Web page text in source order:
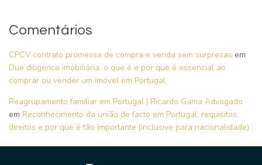
Comentários
CPCV contrato promessa de compra e venda sem surpresas em
Due diligence imobiliária: o que é e por que é essencial ao
comprar ou vender um imóvel em Portugal
Reagrupamento familiar em Portugal | Ricardo Gama Advogado
em Reconhecimento da união de facto em Portugal: requisitos,
direitos e por que é tão importante (inclusive para nacionalidade)